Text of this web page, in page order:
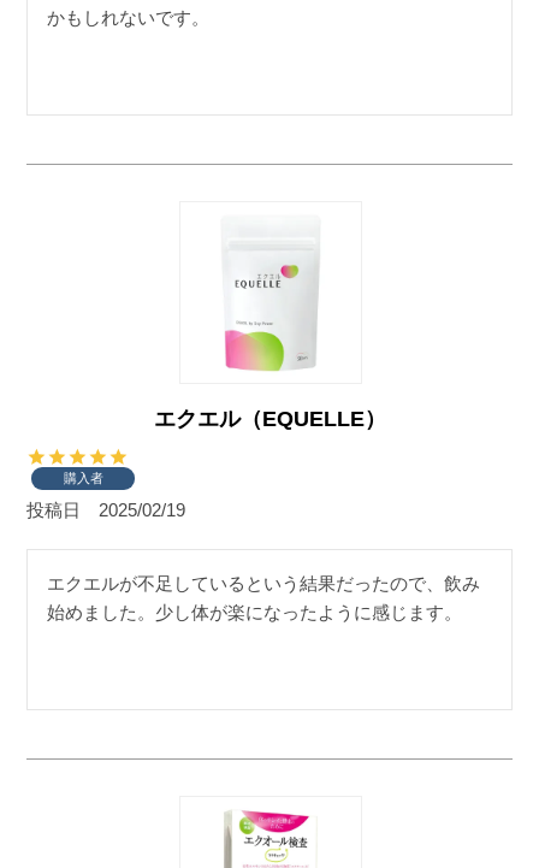
かもしれないです。
エクエル（EQUELLE）
購入者
投稿日 2025/02/19
エクエルが不足しているという結果だったので、飲み
始めました。少し体が楽になったように感じます。